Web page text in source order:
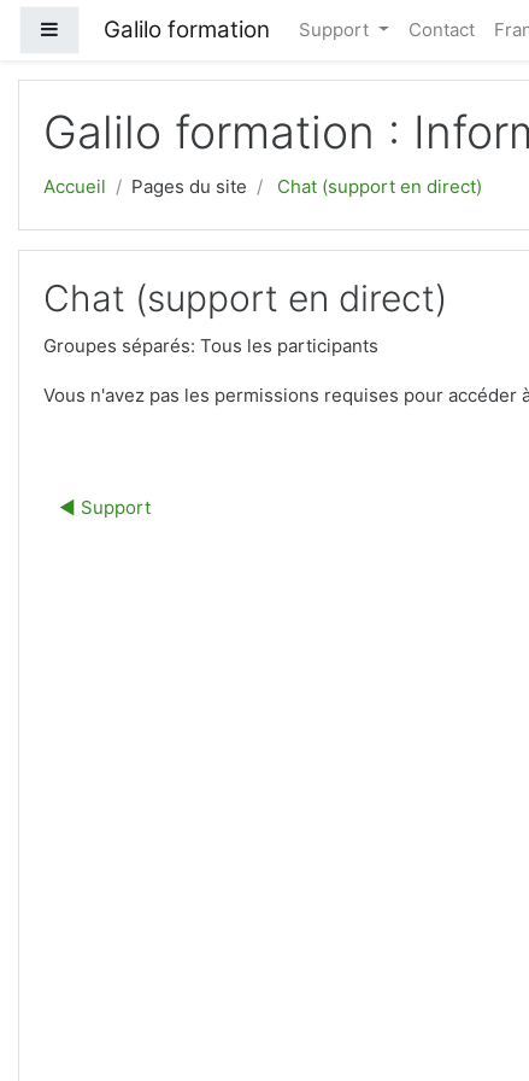
Panneau latéral
Galilo formation Support Contact
Galilo formation :
Accueil Pages du site Chat (support en direct)
Chat (support en direct)
Groupes séparés: Tous les participants
Vous n'avez pas les permissions requises pour accéder
◀︎ Support